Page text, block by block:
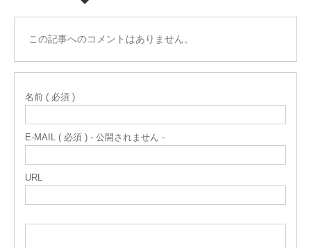
この記事へのコメントはありません。
名前 ( 必須 )
E-MAIL ( 必須 ) - 公開されません -
URL